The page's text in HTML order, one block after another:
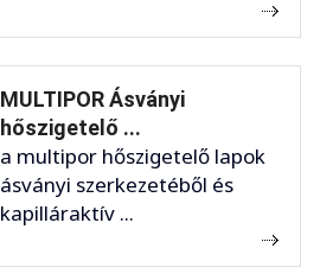
MULTIPOR Ásványi
hőszigetelő ...
a multipor hőszigetelő lapok
ásványi szerkezetéből és
kapilláraktív ...